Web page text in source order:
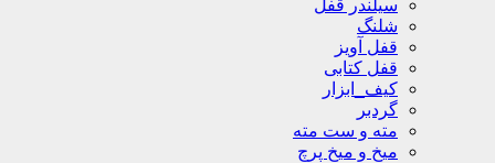
سیلندر قفل
شلنگ
قفل آویز
قفل کتابی
کیف_ابزار
گردبر
مته و ست مته
میخ و میخ پرچ